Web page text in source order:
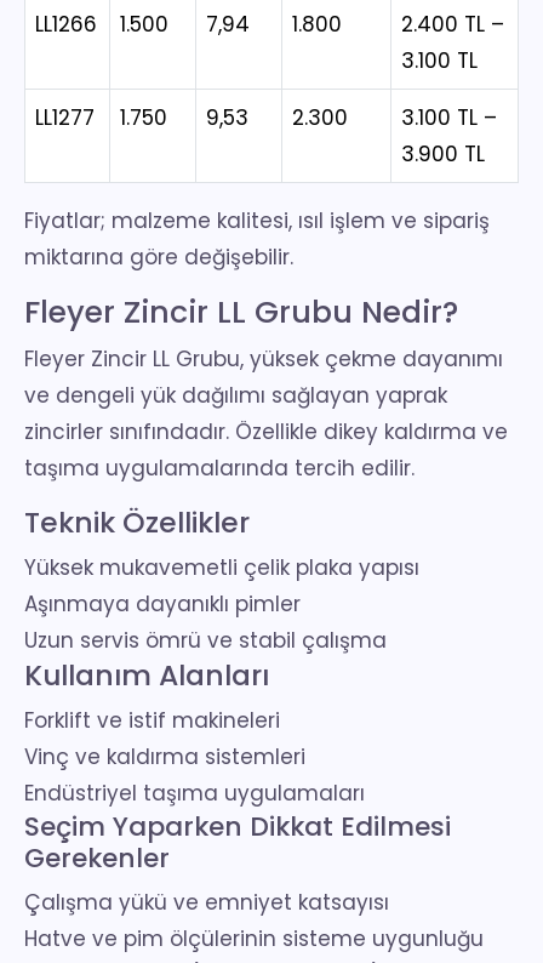
LL1266
1.500 7,94 1.800
2.400 TL –
3.100 TL
LL1277
1.750 9,53 2.300
3.100 TL –
3.900 TL
Fiyatlar; malzeme kalitesi, ısıl işlem ve sipariş
miktarına göre değişebilir.
Fleyer Zincir LL Grubu Nedir?
Fleyer Zincir LL Grubu, yüksek çekme dayanımı
ve dengeli yük dağılımı sağlayan yaprak
zincirler sınıfındadır. Özellikle dikey kaldırma ve
taşıma uygulamalarında tercih edilir.
Teknik Özellikler
Yüksek mukavemetli çelik plaka yapısı
Aşınmaya dayanıklı pimler
Uzun servis ömrü ve stabil çalışma
Kullanım Alanları
Forklift ve istif makineleri
Vinç ve kaldırma sistemleri
Endüstriyel taşıma uygulamaları
Seçim Yaparken Dikkat Edilmesi
Gerekenler
Çalışma yükü ve emniyet katsayısı
Hatve ve pim ölçülerinin sisteme uygunluğu